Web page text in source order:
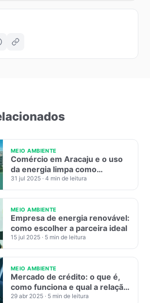
MEIO AMBIENTE
Comércio em Aracaju e o uso
da energia limpa como
diferencial competitivo
31 jul 2025 · 4 min de leitura
MEIO AMBIENTE
Empresa de energia renovável:
como escolher a parceira ideal
15 jul 2025 · 5 min de leitura
MEIO AMBIENTE
Mercado de crédito: o que é,
como funciona e qual a relação
com sustentabilidade e ESG
29 abr 2025 · 5 min de leitura